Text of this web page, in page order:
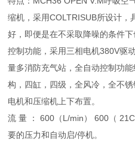
缩机，采用COLTRISUB所设计，
好，即便是在不采取降噪的条件
控制功能，采用三相电机380V驱
量多消防充气站，全自动控制功
构，四缸，四级，全风冷，全不
电机和压缩机上下布置。
流 量 ： 600（L/min） 600（
要的压力和自动启/停机。